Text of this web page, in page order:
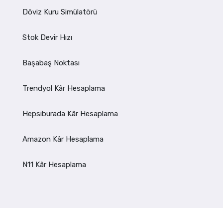
Döviz Kuru Simülatörü
Stok Devir Hızı
Başabaş Noktası
Trendyol Kâr Hesaplama
Hepsiburada Kâr Hesaplama
Amazon Kâr Hesaplama
N11 Kâr Hesaplama